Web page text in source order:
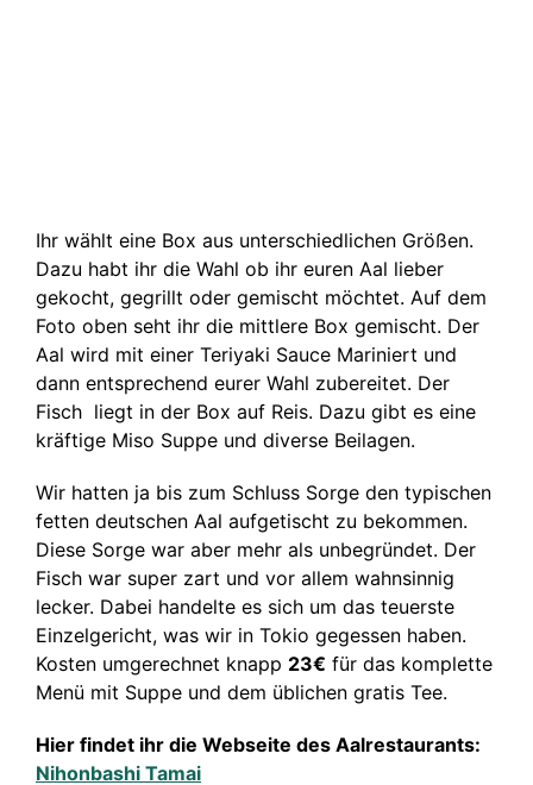
Ihr wählt eine Box aus unterschiedlichen Größen.
Dazu habt ihr die Wahl ob ihr euren Aal lieber
gekocht, gegrillt oder gemischt möchtet. Auf dem
Foto oben seht ihr die mittlere Box gemischt. Der
Aal wird mit einer Teriyaki Sauce Mariniert und
dann entsprechend eurer Wahl zubereitet. Der
Fisch liegt in der Box auf Reis. Dazu gibt es eine
kräftige Miso Suppe und diverse Beilagen.
Wir hatten ja bis zum Schluss Sorge den typischen
fetten deutschen Aal aufgetischt zu bekommen.
Diese Sorge war aber mehr als unbegründet. Der
Fisch war super zart und vor allem wahnsinnig
lecker. Dabei handelte es sich um das teuerste
Einzelgericht, was wir in Tokio gegessen haben.
Kosten umgerechnet knapp 23€ für das komplette
Menü mit Suppe und dem üblichen gratis Tee.
Hier findet ihr die Webseite des Aalrestaurants:
Nihonbashi Tamai